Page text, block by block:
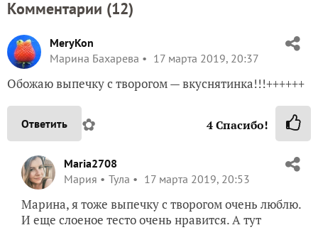
Комментарии (12)
MeryKon
Марина Бахарева
17 марта 2019, 20:37
Обожаю выпечку с творогом — вкуснятинка!!!++++++
Ответить ✿ 4Спасибо!
Maria2708
Мария
Тула 17 марта 2019, 20:53
Марина, я тоже выпечку с творогом очень люблю.
И еще слоеное тесто очень нравится. А тут